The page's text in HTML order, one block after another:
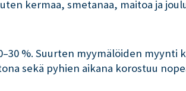
kermaa, smetanaa, maitoa ja
%. Suurten myymälöiden myynti
sekä pyhien aikana korostuu